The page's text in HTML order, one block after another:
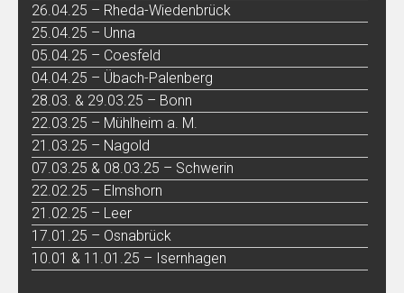
26.04.25 – Rheda-Wiedenbrück
25.04.25 – Unna
05.04.25 – Coesfeld
04.04.25 – Übach-Palenberg
28.03. & 29.03.25 – Bonn
22.03.25 – Mühlheim a. M.
21.03.25 – Nagold
07.03.25 & 08.03.25 – Schwerin
22.02.25 – Elmshorn
21.02.25 – Leer
17.01.25 – Osnabrück
10.01 & 11.01.25 – Isernhagen